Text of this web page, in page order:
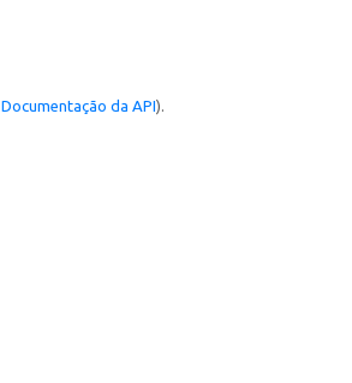
Documentação da API).